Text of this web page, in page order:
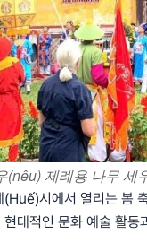
제례용 나무 세
시에서 열리는 봄
대적인 문화 예술 활동